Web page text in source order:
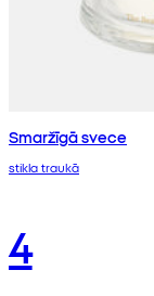
Smaržīgā svece
stikla traukā
4